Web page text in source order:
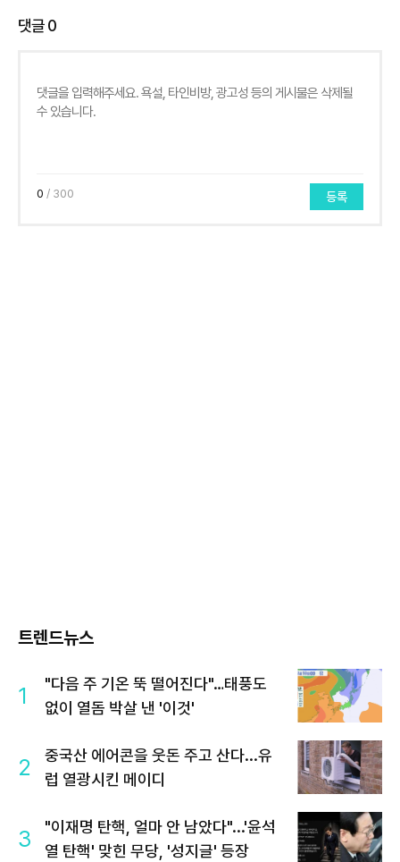
댓글0
0 / 300 등록
트렌드뉴스
1
"다음 주 기온 뚝 떨어진다"…태풍도
없이 열돔 박살 낸 '이것'
2
중국산 에어콘을 웃돈 주고 산다...유
럽 열광시킨 메이디
3
"이재명 탄핵, 얼마 안 남았다"...'윤석
열 탄핵' 맞힌 무당, '성지글' 등장